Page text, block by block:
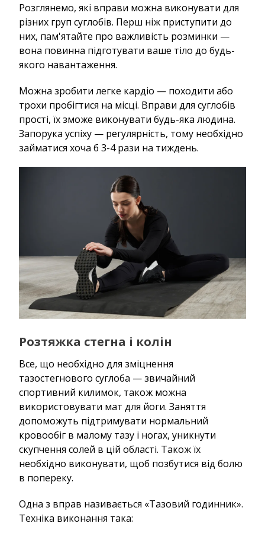
Розглянемо, які вправи можна виконувати для
різних груп суглобів. Перш ніж приступити до
них, пам'ятайте про важливість розминки —
вона повинна підготувати ваше тіло до будь-
якого навантаження.
Можна зробити легке кардіо — походити або
трохи пробігтися на місці. Вправи для суглобів
прості, їх зможе виконувати будь-яка людина.
Запорука успіху — регулярність, тому необхідно
займатися хоча б 3-4 рази на тиждень.
Розтяжка стегна і колін
Все, що необхідно для зміцнення
тазостегнового суглоба — звичайний
спортивний килимок, також можна
використовувати мат для йоги. Заняття
допоможуть підтримувати нормальний
кровообіг в малому тазу і ногах, уникнути
скупчення солей в цій області. Також їх
необхідно виконувати, щоб позбутися від болю
в попереку.
Одна з вправ називається «Тазовий годинник».
Техніка виконання така: